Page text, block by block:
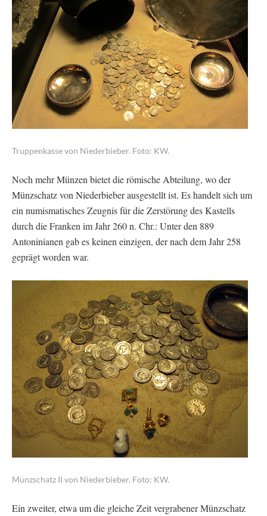
Truppenkasse von Niederbieber. Foto: KW.
Noch mehr Münzen bietet die römische Abteilung, wo der
Münzschatz von Niederbieber ausgestellt ist. Es handelt sich um
ein numismatisches Zeugnis für die Zerstörung des Kastells
durch die Franken im Jahr 260 n. Chr.: Unter den 889
Antoninianen gab es keinen einzigen, der nach dem Jahr 258
geprägt worden war.
Münzschatz II von Niederbieber. Foto: KW.
Ein zweiter, etwa um die gleiche Zeit vergrabener Münzschatz